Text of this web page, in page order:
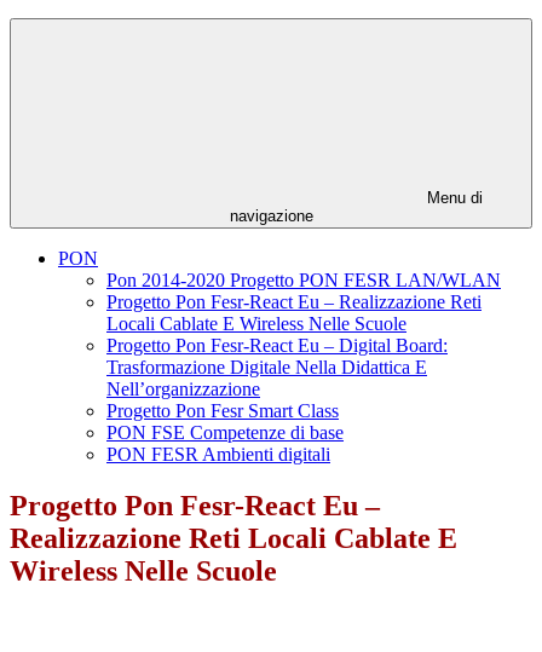
Menu di
navigazione
PON
Pon 2014-2020 Progetto PON FESR LAN/WLAN
Progetto Pon Fesr-React Eu – Realizzazione Reti
Locali Cablate E Wireless Nelle Scuole
Progetto Pon Fesr-React Eu – Digital Board:
Trasformazione Digitale Nella Didattica E
Nell’organizzazione
Progetto Pon Fesr Smart Class
PON FSE Competenze di base
PON FESR Ambienti digitali
Progetto Pon Fesr-React Eu –
Realizzazione Reti Locali Cablate E
Wireless Nelle Scuole